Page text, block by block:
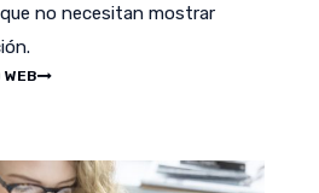
no necesitan mostrar
WEB